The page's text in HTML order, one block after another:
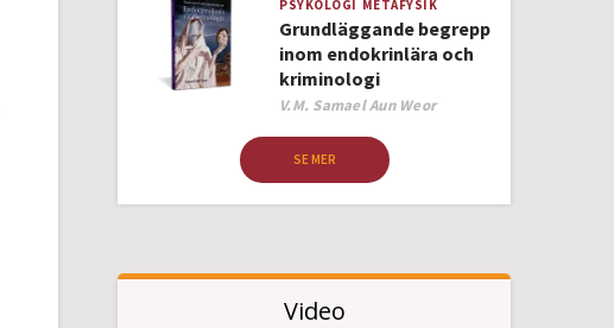
PSYKOLOGI METAFYSIK
Grundläggande begrepp
inom endokrinlära och
kriminologi
Author
V.M. Samael Aun Weor
SE MER
Video